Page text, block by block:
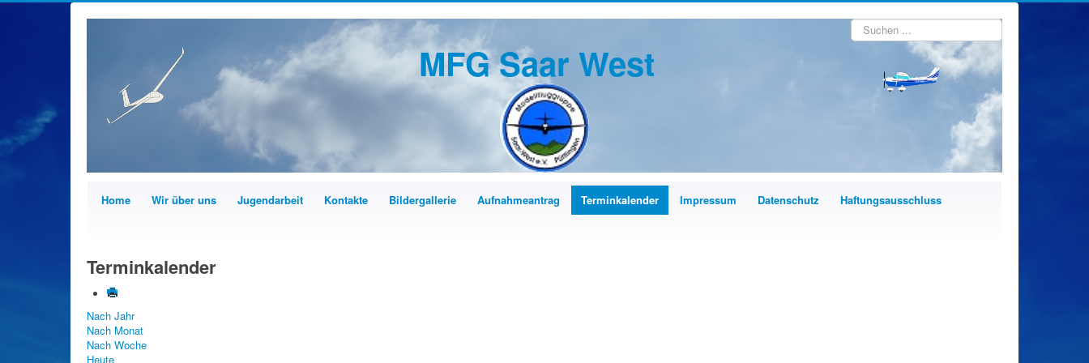
MFG Saar West
Suchen
...
Home Wir über uns Jugendarbeit Kontakte Bildergallerie Aufnahmeantrag Terminkalender Impressum Datenschutz Haftungsausschluss
Terminkalender
Nach Jahr
Nach Monat
Nach Woche
Heute